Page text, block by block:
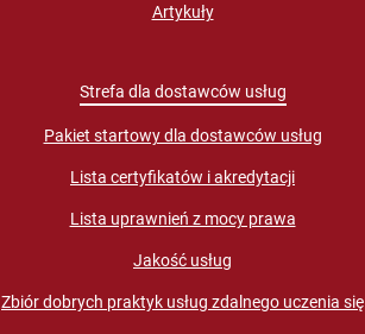
Artykuły
Strefa dla dostawców usług
Pakiet startowy dla dostawców usług
Lista certyfikatów i akredytacji
Lista uprawnień z mocy prawa
Jakość usług
Zbiór dobrych praktyk usług zdalnego uczenia się